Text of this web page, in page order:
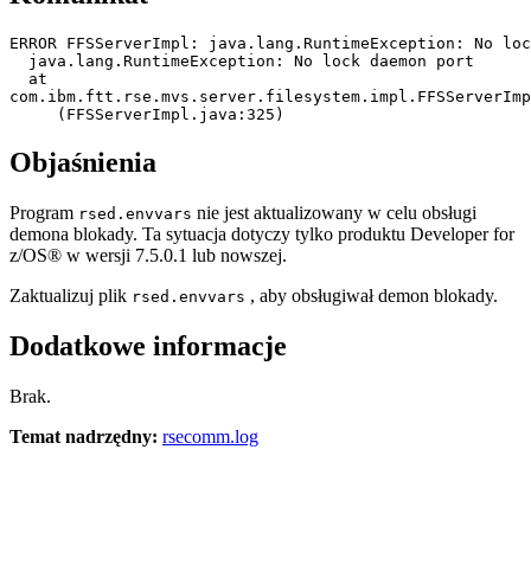
ERROR FFSServerImpl: java.lang.RuntimeException: No
  java.lang.RuntimeException: No lock daemon port
  at
     (FFSServerImpl.java:325)
Objaśnienia
Program rsed.envvars nie jest aktualizowany w celu obsługi
demona blokady. Ta sytuacja dotyczy tylko produktu Developer for
z/OS® w wersji 7.5.0.1 lub nowszej.
Zaktualizuj plik rsed.envvars , aby obsługiwał demon blokady.
Dodatkowe informacje
Brak.
Temat nadrzędny: rsecomm.log